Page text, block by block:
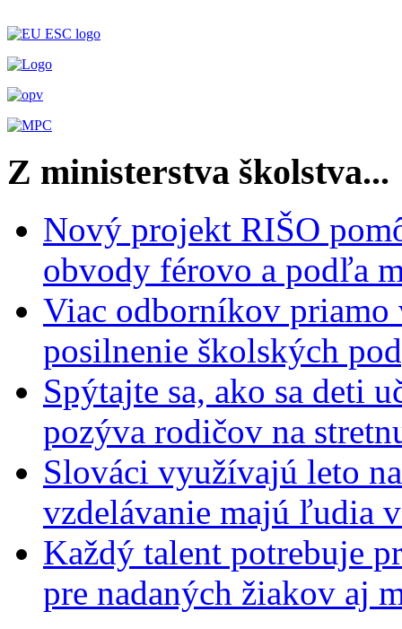
Z ministerstva školstva...
Nový projekt RIŠO
obvody férovo a podľa
Viac odborníkov priamo
posilnenie školských
Spýtajte sa, ako sa deti
pozýva rodičov na
Slováci využívajú leto
vzdelávanie majú ľudia
Každý talent potrebuje
pre nadaných žiakov aj